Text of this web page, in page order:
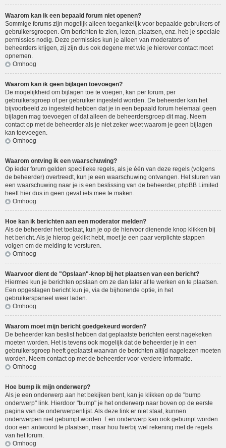
Waarom kan ik een bepaald forum niet openen?
Sommige forums zijn mogelijk alleen toegankelijk voor bepaalde gebruikers of
gebruikersgroepen. Om berichten te zien, lezen, plaatsen, enz. heb je speciale
permissies nodig. Deze permissies kun je alleen van moderators of
beheerders krijgen, zij zijn dus ook degene met wie je hierover contact moet
opnemen.
Omhoog
Waarom kan ik geen bijlagen toevoegen?
De mogelijkheid om bijlagen toe te voegen, kan per forum, per
gebruikersgroep of per gebruiker ingesteld worden. De beheerder kan het
bijvoorbeeld zo ingesteld hebben dat je in een bepaald forum helemaal geen
bijlagen mag toevoegen of dat alleen de beheerdersgroep dit mag. Neem
contact op met de beheerder als je niet zeker weet waarom je geen bijlagen
kan toevoegen.
Omhoog
Waarom ontving ik een waarschuwing?
Op ieder forum gelden specifieke regels, als je één van deze regels (volgens
de beheerder) overtreedt, kun je een waarschuwing ontvangen. Het sturen van
een waarschuwing naar je is een beslissing van de beheerder, phpBB Limited
heeft hier dus in geen geval iets mee te maken.
Omhoog
Hoe kan ik berichten aan een moderator melden?
Als de beheerder het toelaat, kun je op de hiervoor dienende knop klikken bij
het bericht. Als je hierop geklikt hebt, moet je een paar verplichte stappen
volgen om de melding te versturen.
Omhoog
Waarvoor dient de "Opslaan"-knop bij het plaatsen van een bericht?
Hiermee kun je berichten opslaan om ze dan later af te werken en te plaatsen.
Een opgeslagen bericht kun je, via de bijhorende optie, in het
gebruikerspaneel weer laden.
Omhoog
Waarom moet mijn bericht goedgekeurd worden?
De beheerder kan beslist hebben dat geplaatste berichten eerst nagekeken
moeten worden. Het is tevens ook mogelijk dat de beheerder je in een
gebruikersgroep heeft geplaatst waarvan de berichten altijd nagelezen moeten
worden. Neem contact op met de beheerder voor verdere informatie.
Omhoog
Hoe bump ik mijn onderwerp?
Als je een onderwerp aan het bekijken bent, kan je klikken op de "bump
onderwerp" link. Hierdoor "bump" je het onderwerp naar boven op de eerste
pagina van de onderwerpenlijst. Als deze link er niet staat, kunnen
onderwerpen niet gebumpt worden. Een onderwerp kan ook gebumpt worden
door een antwoord te plaatsen, maar hou hierbij wel rekening met de regels
van het forum.
Omhoog